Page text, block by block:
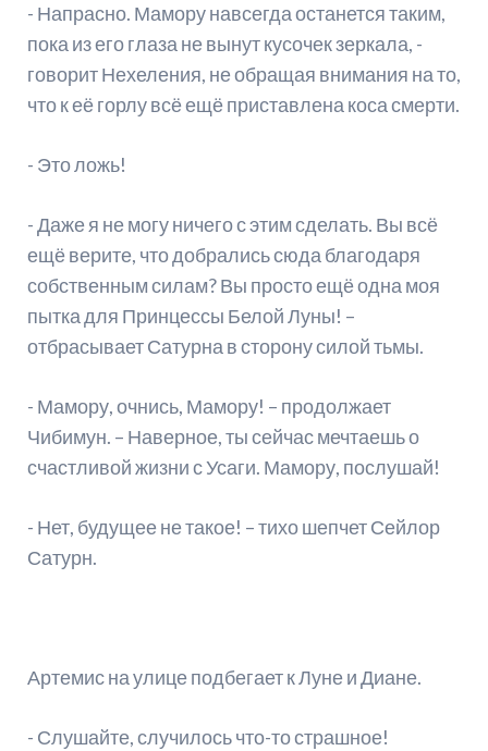
- Напрасно. Мамору навсегда останется таким,
пока из его глаза не вынут кусочек зеркала, -
говорит Нехеления, не обращая внимания на то,
что к её горлу всё ещё приставлена коса смерти.
- Это ложь!
- Даже я не могу ничего с этим сделать. Вы всё
ещё верите, что добрались сюда благодаря
собственным силам? Вы просто ещё одна моя
пытка для Принцессы Белой Луны! –
отбрасывает Сатурна в сторону силой тьмы.
- Мамору, очнись, Мамору! – продолжает
Чибимун. – Наверное, ты сейчас мечтаешь о
счастливой жизни с Усаги. Мамору, послушай!
- Нет, будущее не такое! – тихо шепчет Сейлор
Сатурн.
Артемис на улице подбегает к Луне и Диане.
- Слушайте, случилось что-то страшное!